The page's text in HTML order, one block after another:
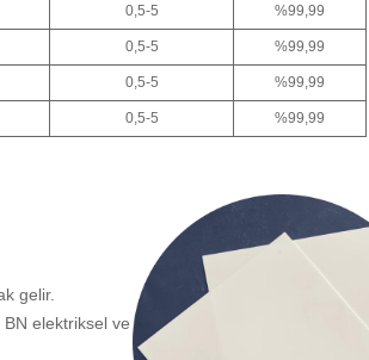
0,5-5 %99,99
0,5-5 %99,99
0,5-5 %99,99
0,5-5 %99,99
gelir.
BN elektriksel ve